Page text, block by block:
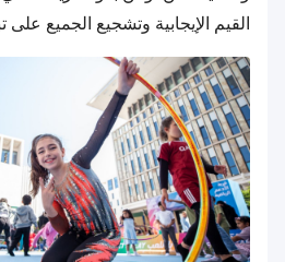
القيم الإيجابية وتشجيع الجميع